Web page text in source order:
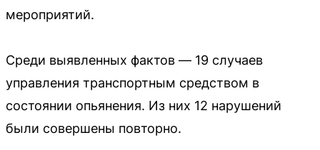
мероприятий.
Среди выявленных фактов — 19 случаев
управления транспортным средством в
состоянии опьянения. Из них 12 нарушений
были совершены повторно.